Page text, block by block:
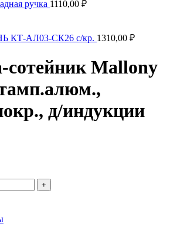
ручка 1110,00 ₽
КТ-АЛ03-СК26 с/кр. 1310,00 ₽
сотейник Mallony
д/индукции